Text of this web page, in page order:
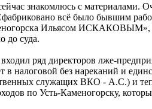
знакомлюсь с материалами.
всё было бывшим
Ильясом ИСКАКОВЫМ»,
до суда.
ряд директоров лже-
в налоговой без нареканий и
служащих ВКО - А.С.) и
по Усть-Каменогорску,